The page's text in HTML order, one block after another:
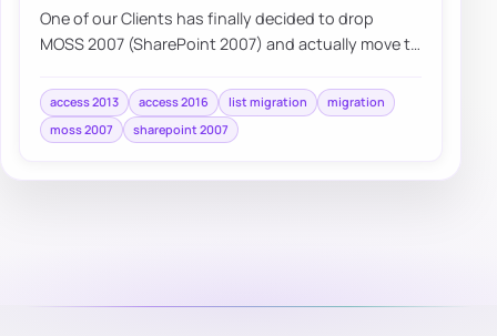
One of our Clients has finally decided to drop
MOSS 2007 (SharePoint 2007) and actually move to
access 2013 access 2016 list migration
migration
moss 2007
sharepoint 2007